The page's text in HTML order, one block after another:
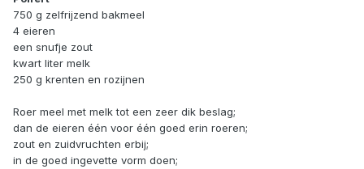
750 g zelfrijzend bakmeel
4 eieren
een snufje zout
kwart liter melk
250 g krenten en rozijnen
Roer meel met melk tot een zeer dik beslag;
dan de eieren één voor één goed erin roeren;
zout en zuidvruchten erbij;
in de goed ingevette vorm doen;